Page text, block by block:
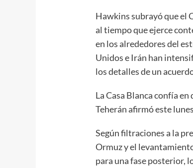
Hawkins subrayó que el
al tiempo que ejerce
en los alrededores del
Unidos e Irán han
los detalles de un
La Casa Blanca confía
Teherán afirmó este
Según filtraciones a la
Ormuz y el
para una fase posterior,